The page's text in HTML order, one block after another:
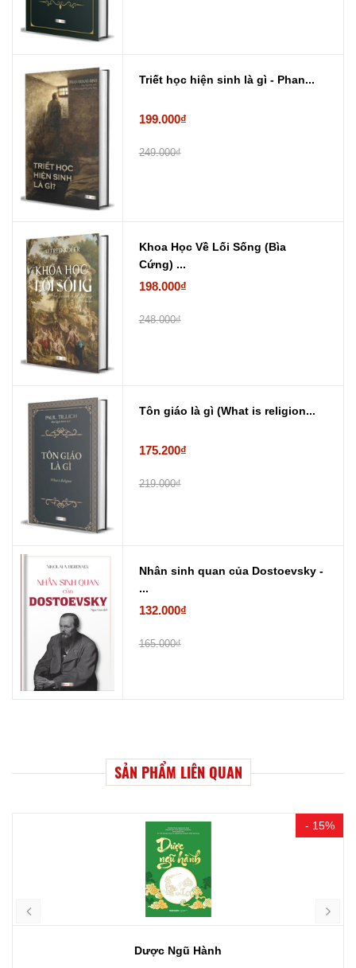
Triết học hiện sinh là gì - Phan...
199.000₫
249.000₫
Khoa Học Về Lối Sống (Bìa
Cứng) ...
198.000₫
248.000₫
Tôn giáo là gì (What is religion...
175.200₫
219.000₫
Nhân sinh quan của Dostoevsky -
...
132.000₫
165.000₫
SẢN PHẨM LIÊN QUAN
- 15%
Dược Ngũ Hành